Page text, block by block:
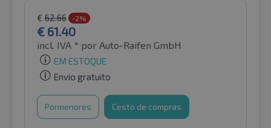
€ 62.66 -2%
€ 61.40
incl. IVA * por Auto-Raifen GmbH
EM ESTOQUE
Envio gratuito
Pormenores Cesto de compras